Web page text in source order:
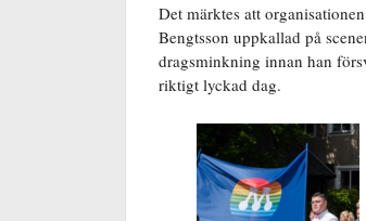
Det märktes att
Bengtsson uppkallad på
dragsminkning innan han
riktigt lyckad dag.